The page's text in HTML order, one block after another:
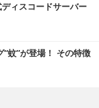
ィスコードサーバー
“蚊”が登場！ その特徴